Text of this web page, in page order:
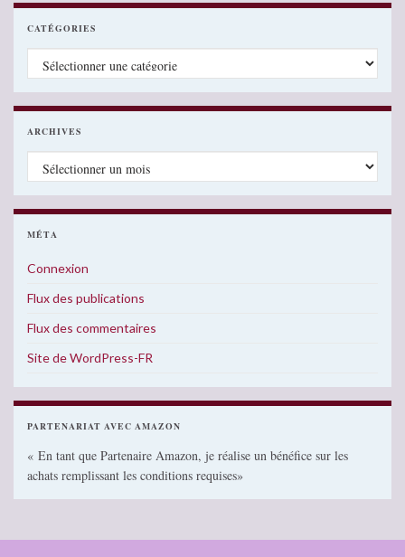
CATÉGORIES
Catégories
ARCHIVES
Archives
MÉTA
Connexion
Flux des publications
Flux des commentaires
Site de WordPress-FR
PARTENARIAT AVEC AMAZON
« En tant que Partenaire Amazon, je réalise un bénéfice sur les
achats remplissant les conditions requises»